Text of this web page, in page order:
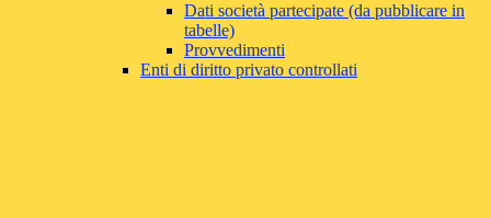
Dati società partecipate (da pubblicare in
tabelle)
Provvedimenti
Enti di diritto privato controllati